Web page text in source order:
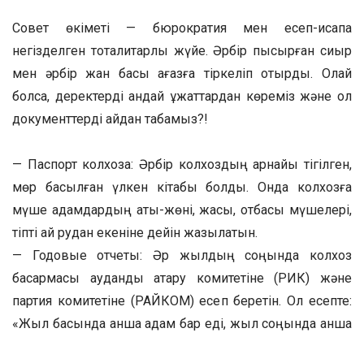
Совет өкіметі — бюрократия мен есеп-қисапқа
негізделген тоталитарлық жүйе. Әрбір пысқырған сиыр
мен әрбір жан басы қағазға тіркеліп отырды. Олай
болса, деректерді қандай құжаттардан көреміз және ол
документтерді қайдан табамыз?!
— Паспорт колхоза: Әрбір колхоздың арнайы тігілген,
мөр басылған үлкен кітабы болды. Онда колхозға
мүше адамдардың аты-жөні, жасы, отбасы мүшелері,
тіпті қай рудан екеніне дейін жазылатын.
— Годовые отчеты: Әр жылдың соңында колхоз
басқармасы аудандық атқару комитетіне (РИК) және
партия комитетіне (РАЙКОМ) есеп беретін. Ол есепте:
«Жыл басында қанша адам бар еді, жыл соңында қанша